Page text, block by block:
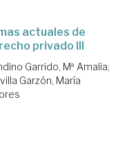
actuales de
privado III
Garrido, Mª Amalia;
Garzón, María